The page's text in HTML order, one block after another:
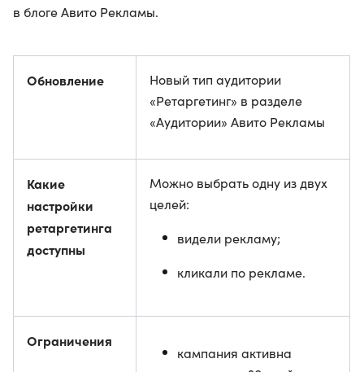
в блоге Авито Рекламы.
Обновление
Новый тип аудитории
«Ретаргетинг» в разделе
«Аудитории» Авито Рекламы
Какие
настройки
ретаргетинга
доступны
Можно выбрать одну из двух
целей:
видели рекламу;
кликали по рекламе.
Ограничения
кампания активна